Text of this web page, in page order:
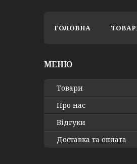
ГОЛОВНА
Товари
Про нас
Відгуки
Доставка та оплата